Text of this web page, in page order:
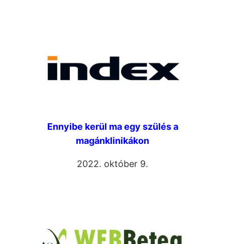
Ennyibe kerül ma egy szülés a
magánklinikákon
2022. október 9.